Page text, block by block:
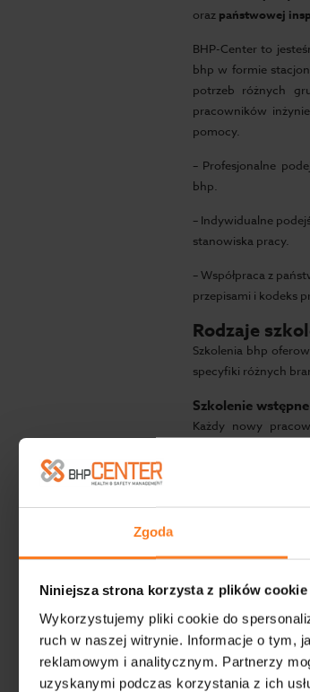
Zgoda
Niniejsza strona korzysta z plików cookie
Wykorzystujemy pliki cookie do
ruch w naszej witrynie. Informacje o tym,
reklamowym i analitycznym. Partnerzy
uzyskanymi podczas korzystania z ich
oraz państwowej
BHP-Center to
bhp w formie
potrzeb różnych
pracowników
pomocy.
– Profesjonalne
bhp.
– Indywidualne
stanowiska pracy.
– Współpraca z
przepisami i kodeks
Rodzaje
Szkolenia bhp
specyfiki różnych
Szkolenie
Każdy nowy
Oferujemy również
w zakresie
pracowników oraz
Wrocław, jako
bezpieczeństwo i
i inwestycją w
pracownicy